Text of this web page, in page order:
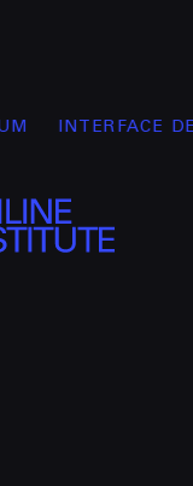
INTERFACE